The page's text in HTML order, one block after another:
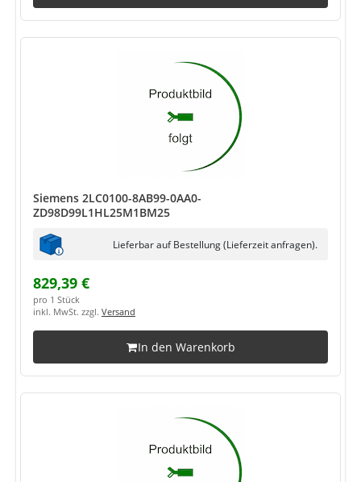
Siemens 2LC0100-8AB99-0AA0-
ZD98D99L1HL25M1BM25
Lieferbar auf Bestellung (Lieferzeit anfragen).
829,39 €
pro 1 Stück
inkl. MwSt. zzgl. Versand
In den Warenkorb